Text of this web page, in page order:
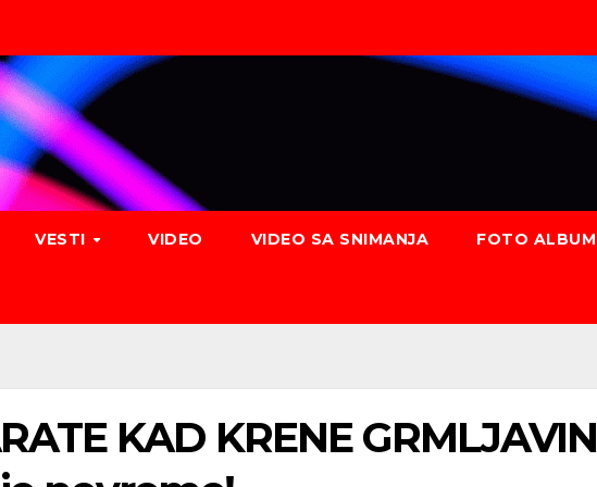
VESTI VIDEO VIDEO SA SNIMANJA FOTO
KAD KRENE